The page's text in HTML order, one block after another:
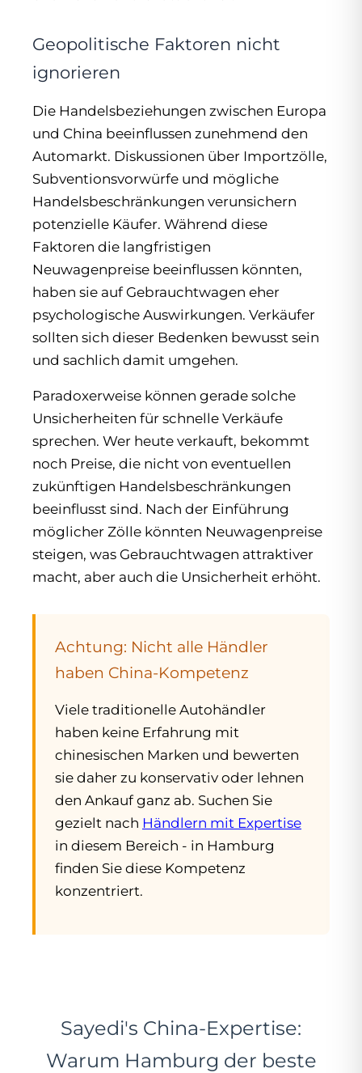
Geopolitische Faktoren nicht
ignorieren
Die Handelsbeziehungen zwischen Europa
und China beeinflussen zunehmend den
Automarkt. Diskussionen über Importzölle,
Subventionsvorwürfe und mögliche
Handelsbeschränkungen verunsichern
potenzielle Käufer. Während diese
Faktoren die langfristigen
Neuwagenpreise beeinflussen könnten,
haben sie auf Gebrauchtwagen eher
psychologische Auswirkungen. Verkäufer
sollten sich dieser Bedenken bewusst sein
und sachlich damit umgehen.
Paradoxerweise können gerade solche
Unsicherheiten für schnelle Verkäufe
sprechen. Wer heute verkauft, bekommt
noch Preise, die nicht von eventuellen
zukünftigen Handelsbeschränkungen
beeinflusst sind. Nach der Einführung
möglicher Zölle könnten Neuwagenpreise
steigen, was Gebrauchtwagen attraktiver
macht, aber auch die Unsicherheit erhöht.
Achtung: Nicht alle Händler
haben China-Kompetenz
Viele traditionelle Autohändler
haben keine Erfahrung mit
chinesischen Marken und bewerten
sie daher zu konservativ oder lehnen
den Ankauf ganz ab. Suchen Sie
gezielt nach Händlern mit Expertise
in diesem Bereich - in Hamburg
finden Sie diese Kompetenz
konzentriert.
Sayedi's China-Expertise:
Warum Hamburg der beste